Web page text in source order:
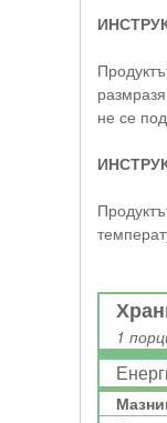
не се
1